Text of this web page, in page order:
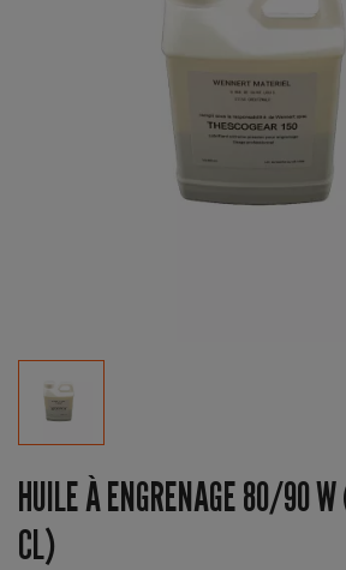
HUILE À ENGRENAGE 80/90
CL)